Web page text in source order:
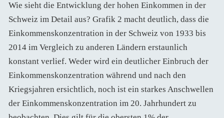
Wie sieht die Entwicklung der hohen Einkommen in der
Schweiz im Detail aus? Grafik 2 macht deutlich, dass die
Einkommenskonzentration in der Schweiz von 1933 bis
2014 im Vergleich zu anderen Ländern erstaunlich
konstant verlief. Weder wird ein deutlicher Einbruch der
Einkommenskonzentration während und nach den
Kriegsjahren ersichtlich, noch ist ein starkes Anschwellen
der Einkommenskonzentration im 20. Jahrhundert zu